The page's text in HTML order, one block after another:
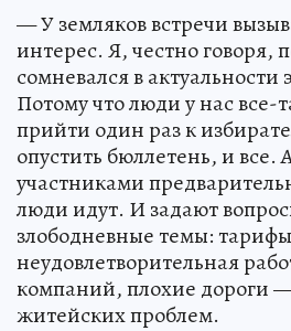
— У земляков встречи
интерес. Я, честно говоря,
сомневался в актуальности
Потому что люди у нас все-
прийти один раз к
опустить бюллетень, и все.
участниками
люди идут. И задают
злободневные темы:
неудовлетворительная
компаний, плохие дороги —
житейских проблем.